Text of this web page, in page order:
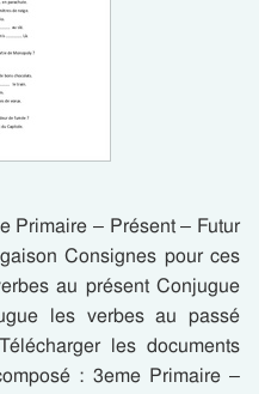
Primaire – Présent – Futur
Consignes pour ces
au présent Conjugue
les verbes au passé
les documents
: 3eme Primaire –